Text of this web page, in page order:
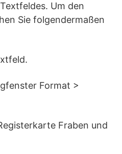
Um den
Sie folgendermaßen
Format >
Fraben und